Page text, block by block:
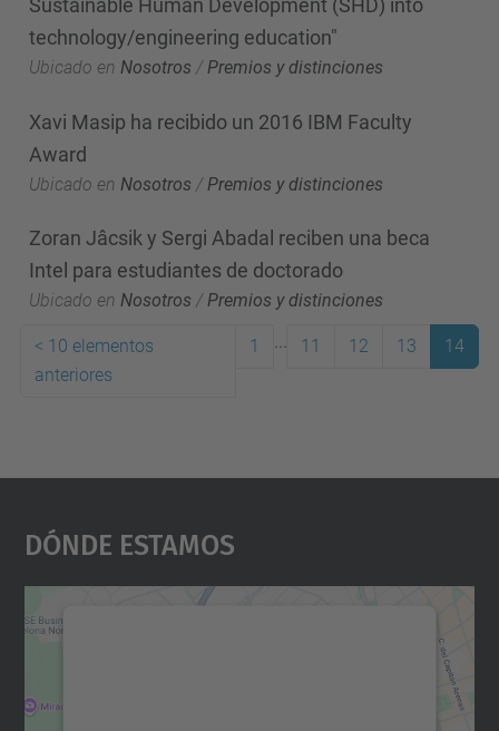
Sustainable Human Development (SHD) into
technology/engineering education"
Ubicado en Nosotros /Premios y distinciones
Xavi Masip ha recibido un 2016 IBM Faculty
Award
Ubicado en Nosotros / Premios y distinciones
Zoran Jâcsik y Sergi Abadal reciben una beca
Intel para estudiantes de doctorado
Ubicado en Nosotros /Premios y distinciones
< 10 elementos
anteriores
1 11 12 13 14
Dónde Estamos